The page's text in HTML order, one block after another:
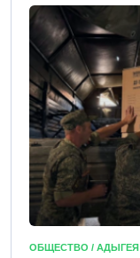
ОБЩЕСТВО / АДЫГЕЯ